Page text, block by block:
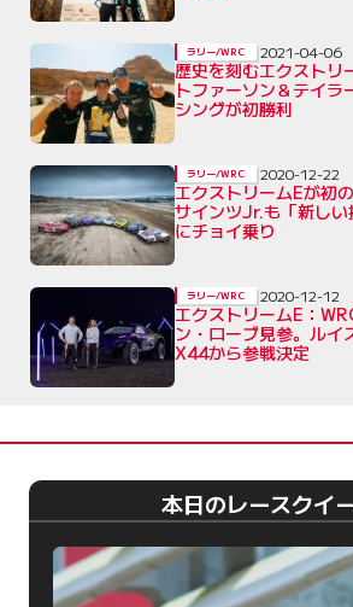
歴史を刻むエクストリ
トファーソン＆テイラ
シングが初勝利
ラリー/WRC 2021-04-06
エクストリームEが初
サインツJr.も「新し
にチョイ乗り
ラリー/WRC 2020-12-22
エクストリームE：
ン・ローブ見参。ルイ
X44から参戦決定
ラリー/WRC 2020-12-12
本日のレースクイ